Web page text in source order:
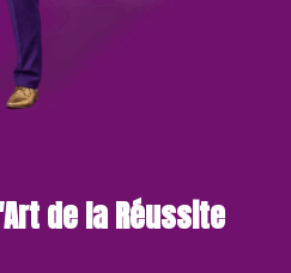
de la Réussite